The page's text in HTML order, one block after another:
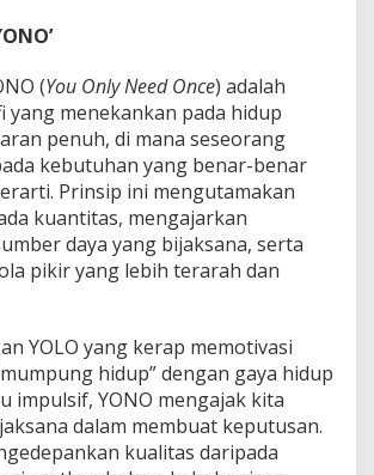
(You Only Need Once) adalah
yang menekankan pada hidup
penuh, di mana seseorang
kebutuhan yang benar-benar
Prinsip ini mengutamakan
kuantitas, mengajarkan
daya yang bijaksana, serta
pikir yang lebih terarah dan
YOLO yang kerap memotivasi
hidup” dengan gaya hidup
impulsif, YONO mengajak kita
dalam membuat keputusan.
kualitas daripada